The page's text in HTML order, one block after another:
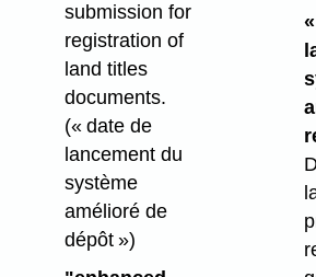
submission for
registration of
land titles
documents.
(« date de
lancement du
système
amélioré de
dépôt »)